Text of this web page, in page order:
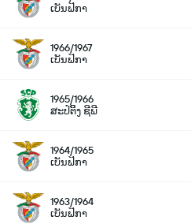
ເບັນຟິກາ
1966/1967
ເບັນຟິກາ
1965/1966
ສະປໍຕິິງ ຊີພີ
1964/1965
ເບັນຟິກາ
1963/1964
ເບັນຟິກາ